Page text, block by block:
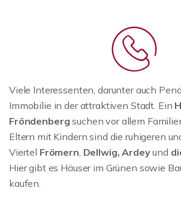
Viele Interessenten, darunter auch
Immobilie in der attraktiven Stadt. Ein
Fröndenberg suchen vor allem
Eltern mit Kindern sind die ruhigeren
Viertel Frömern, Dellwig, Ardeyund
Hier gibt es Häuser im Grünen sowie
kaufen.